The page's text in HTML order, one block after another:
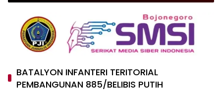
BATALYON INFANTERI TERITORIAL
PEMBANGUNAN 885/BELIBIS PUTIH